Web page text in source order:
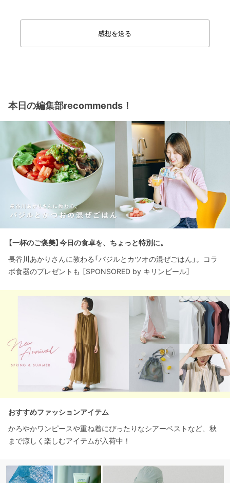
感想を送る
本日の編集部recommends！
【一杯のご褒美】今日の食卓を、ちょっと特別に。
長谷川あかりさんに教わる「バジルとカツオの混ぜごはん」。コラ
ボ食器のプレゼントも ［SPONSORED by キリンビール］
おすすめファッションアイテム
かろやかワンピースや重ね着にぴったりなシアーベストなど、秋
まで涼しく楽しむアイテムが入荷中！